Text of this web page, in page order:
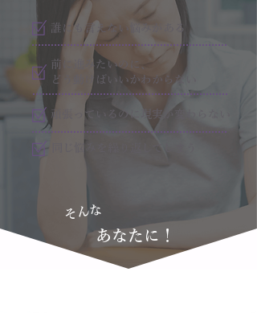
誰にも言えない悩みがある
前に進みたいのに、
どう動けばいいかわからない
頑張っているのに現実が変わらない
そんな
あなたに！